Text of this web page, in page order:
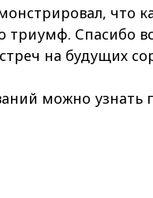
что
Спасибо
на будущих
можно